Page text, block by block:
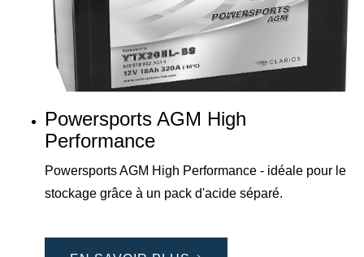
Powersports AGM High
Performance
Powersports AGM High Performance - idéale pour le
stockage grâce à un pack d'acide séparé.